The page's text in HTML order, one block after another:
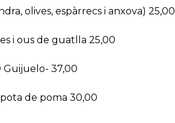
olives, espàrrecs i anxova) 25,00
i ous de guatlla 25,00
Guijuelo- 37,00
de poma 30,00